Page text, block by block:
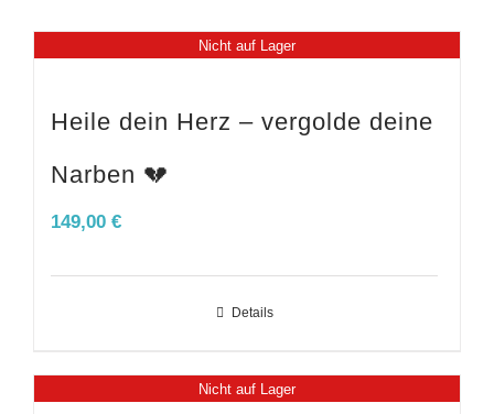
Nicht auf Lager
Heile dein Herz – vergolde deine
Narben 💔
149,00 €
Details
Nicht auf Lager